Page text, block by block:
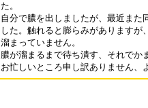
た。
自分で膿を出しましたが、最近また
した。触れると膨らみがありますが
溜まっていません。
膿が溜まるまで待ち潰す、それでか
お忙しいところ申し訳ありません、